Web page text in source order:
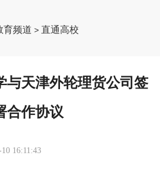
育频道 > 直通高校
与天津外轮理货公司签
合作协议
16:11:43